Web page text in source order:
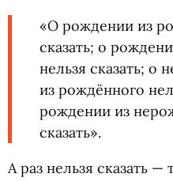
«О рождении из
сказать; о
нельзя сказать; о
из рождённого
рождении из
сказать».
А раз нельзя сказать